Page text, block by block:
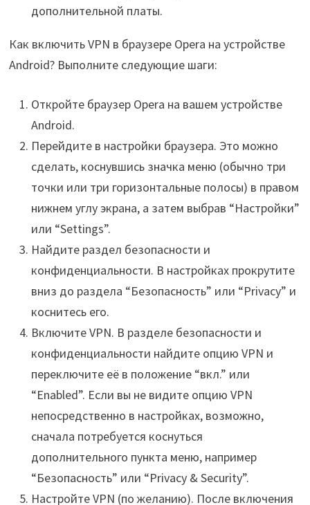
дополнительной платы.
Как включить VPN в браузере Opera на устройстве
Android? Выполните следующие шаги:
Откройте браузер Opera на вашем устройстве
Android.
Перейдите в настройки браузера. Это можно
сделать, коснувшись значка меню (обычно три
точки или три горизонтальные полосы) в правом
нижнем углу экрана, а затем выбрав “Настройки”
или “Settings”.
Найдите раздел безопасности и
конфиденциальности. В настройках прокрутите
вниз до раздела “Безопасность” или “Privacy” и
коснитесь его.
Включите VPN. В разделе безопасности и
конфиденциальности найдите опцию VPN и
переключите её в положение “вкл.” или
“Enabled”. Если вы не видите опцию VPN
непосредственно в настройках, возможно,
сначала потребуется коснуться
дополнительного пункта меню, например
“Безопасность” или “Privacy & Security”.
Настройте VPN (по желанию). После включения